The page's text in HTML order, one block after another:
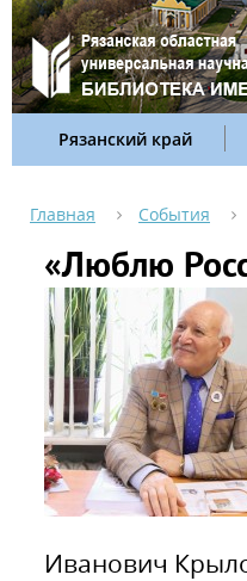
Рязанский край
Главная События
«Люблю
Иванович